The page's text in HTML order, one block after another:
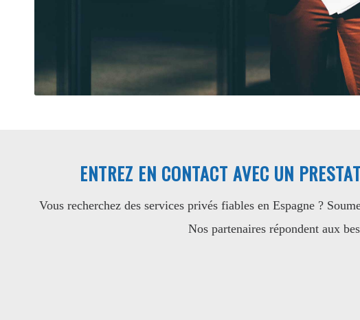
ENTREZ EN CONTACT AVEC UN
Vous recherchez des services privés fiables en Espagne ?
Nos partenaires répondent aux